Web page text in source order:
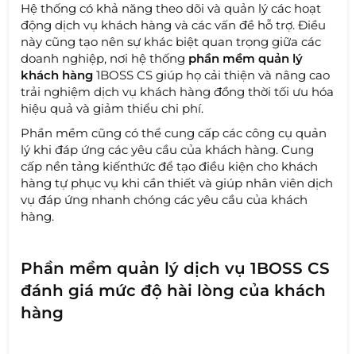
Hệ thống có khả năng theo dõi và quản lý các hoạt
động dịch vụ khách hàng và các vấn đề hỗ trợ. Điều
này cũng tạo nên sự khác biệt quan trọng giữa các
doanh nghiệp, nơi hệ thống phần mềm quản lý
khách hàng 1BOSS CS giúp họ cải thiện và nâng cao
trải nghiệm dịch vụ khách hàng đồng thời tối ưu hóa
hiệu quả và giảm thiểu chi phí.
Phần mềm cũng có thể cung cấp các công cụ quản
lý khi đáp ứng các yêu cầu của khách hàng. Cung
cấp nền tảng kiến​​thức để tạo điều kiện cho khách
hàng tự phục vụ khi cần thiết và giúp nhân viên dịch
vụ đáp ứng nhanh chóng các yêu cầu của khách
hàng.
Phần mềm quản lý dịch vụ 1BOSS CS
đánh giá mức độ hài lòng của khách
hàng